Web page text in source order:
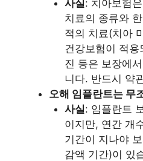
사실: 치아보험
치료의 종류와
적의 치료(치아
건강보험이 적
진 등은 보장에
니다. 반드시 약
오해 임플란트는 무
사실: 임플란트
이지만, 연간 개
기간이 지나야
감액 기간)이 있